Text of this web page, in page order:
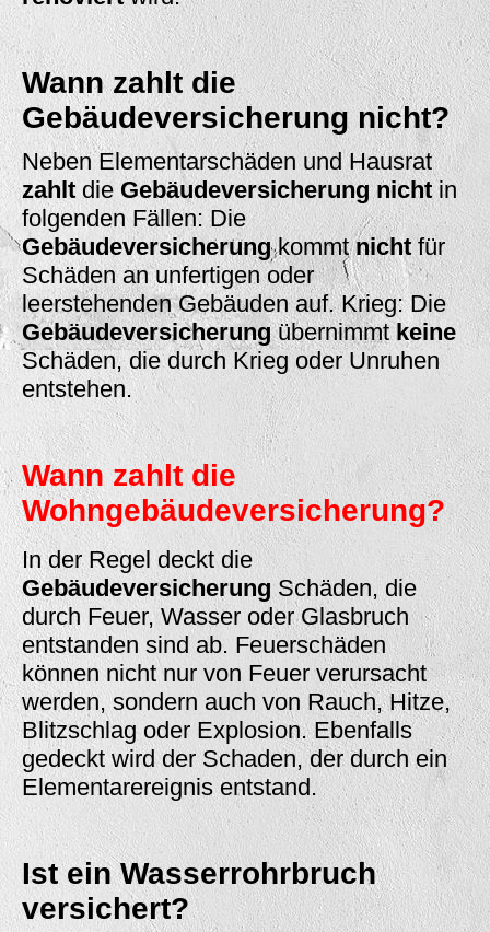
Wann zahlt die
Gebäudeversicherung nicht?
Neben Elementarschäden und Hausrat
zahltdie Gebäudeversicherung nichtin
folgenden Fällen: Die
Gebäudeversicherungkommtnichtfür
Schäden an unfertigen oder
leerstehenden Gebäuden auf. Krieg: Die
Gebäudeversicherungübernimmtkeine
Schäden, die durch Krieg oder Unruhen
entstehen.
Wann zahlt die
Wohngebäudeversicherung?
In der Regel deckt die
GebäudeversicherungSchäden, die
durch Feuer, Wasser oder Glasbruch
entstanden sind ab. Feuerschäden
können nicht nur von Feuer verursacht
werden, sondern auch von Rauch, Hitze,
Blitzschlag oder Explosion. Ebenfalls
gedeckt wird der Schaden, der durch ein
Elementarereignis entstand.
Ist ein Wasserrohrbruch
versichert?